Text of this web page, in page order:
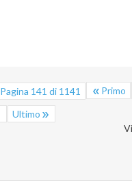
Pagina 141 di 1141 Primo
Ultimo